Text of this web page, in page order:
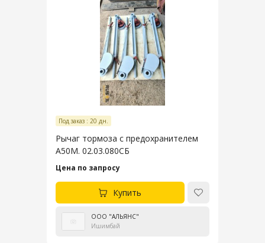
Под заказ : 20 дн.
Рычаг тормоза с предохранителем
А50М. 02.03.080СБ
Цена по запросу
Купить
ООО "АЛЬЯНС"
Ишимбай